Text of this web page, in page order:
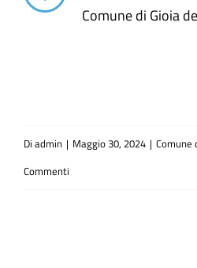
Comune di Gioia
Di admin | Maggio 30, 2024 | Comune
Commenti